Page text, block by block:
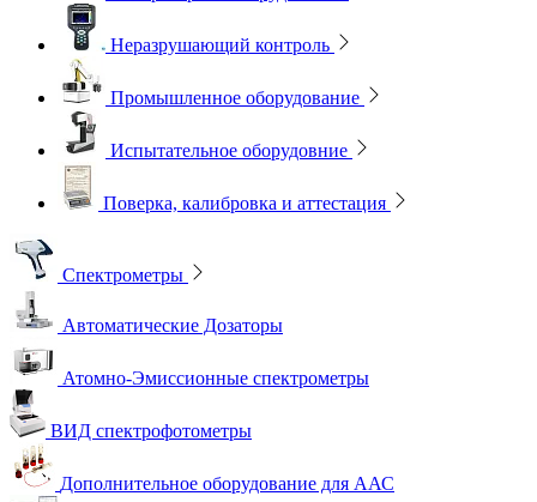
Неразрушающий контроль
Промышленное оборудование
Испытательное оборудовние
Поверка, калибровка и аттестация
Спектрометры
Автоматические Дозаторы
Атомно-Эмиссионные спектрометры
ВИД спектрофотометры
Дополнительное оборудование для ААС